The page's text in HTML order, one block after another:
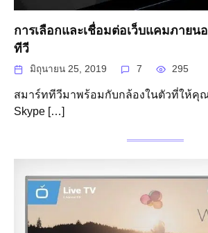
การเลือกและเชื่อมต่อเว็บแคมภายน
ทีวี
มิถุนายน 25, 2019 7 295
สมาร์ททีวีมาพร้อมกับกล้องในตัวที่ให้คุ
Skype […]